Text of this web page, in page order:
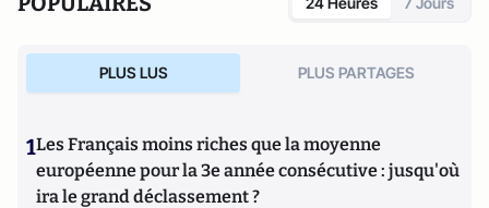
PLUS LUS PLUS PARTAGES
1Les Français moins riches que la moyenne
européenne pour la 3e année consécutive : jusqu'où
ira le grand déclassement ?